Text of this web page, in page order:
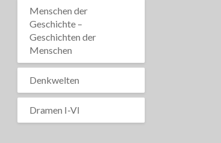
Menschen der
Geschichte –
Geschichten der
Menschen
Denkwelten
Dramen I-VI